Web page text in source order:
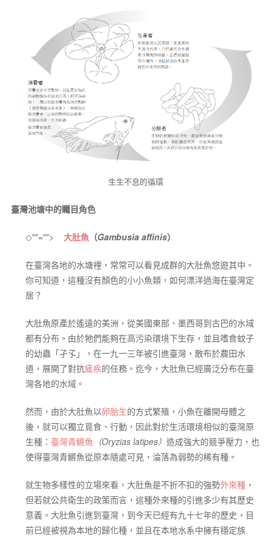
生生不息的循環
臺灣池塘中的矚目角色
◇""=""> 大肚魚 （Gambusia affinis）
在臺灣各地的水塘裡，常常可以看見成群的大肚魚悠遊其中。
你可知道，這種沒有顏色的小小魚類，如何漂洋過海在臺灣定
居？
大肚魚原產於遙遠的美洲，從美國東部、墨西哥到古巴的水域
都有分布。由於牠們能夠在高污染環境下生存，並且嗜食蚊子
的幼蟲「孑孓」，在一九一三年被引進臺灣，散布於農田水
道，展開了對抗瘧疾的任務。迄今，大肚魚已經廣泛分布在臺
灣各地的水域。
然而，由於大肚魚以卵胎生的方式繁殖，小魚在離開母體之
後，就可以獨立覓食、行動，因此對於生活環境相似的臺灣原
生種： 臺灣青鱂魚 （Oryzias latipes） 造成強大的競爭壓力，也
使得臺灣青鱂魚從原本隨處可見，淪落為弱勢的稀有種。
就生物多樣性的立場來看，大肚魚是不折不扣的強勢外來種，
但若就公共衛生的政策而言，這種外來種的引進多少有其歷史
意義。大肚魚引進到臺灣，到今天已經有九十七年的歷史，目
前已經被視為本地的歸化種，並且在本地水系中擁有穩定族